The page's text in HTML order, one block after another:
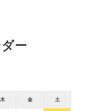
ー
木 金 土